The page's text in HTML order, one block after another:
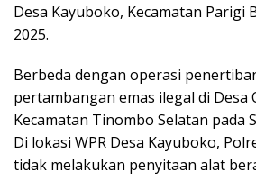
Desa Kayuboko, Kecamatan Parigi
2025.
Berbeda dengan operasi
pertambangan emas ilegal di Desa
Kecamatan Tinombo Selatan pada
Di lokasi WPR Desa Kayuboko,
tidak melakukan penyitaan alat